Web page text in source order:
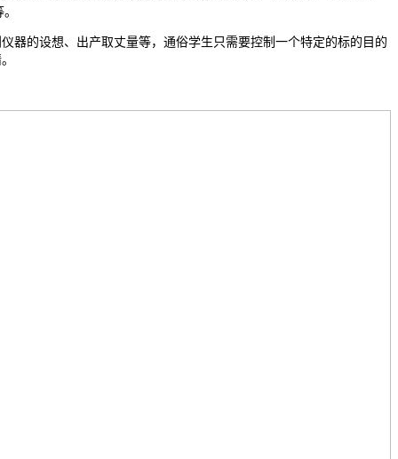
的设想、出产取丈量等，通俗学生只需要控制一个特定的标的目的